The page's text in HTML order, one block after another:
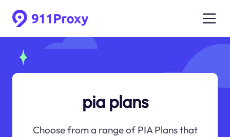
pia plans
Choose from a range of PIA Plans that